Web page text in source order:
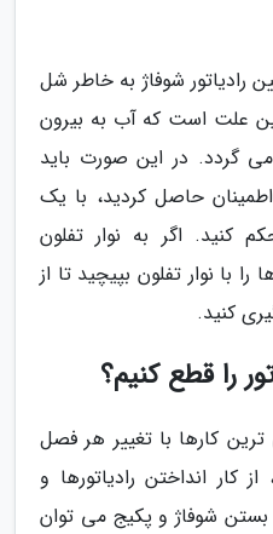
رادیاتور شوفاژ به خاطر شل
علت است که آب به بیرون
گردد. در این صورت باید
حاصل کردید، با یک
کنید. اگر به نوار تفلون
را با نوار تفلون بپیچید تا از
کنید.
را قطع کنیم؟
کارها با تغییر هر فصل
کار انداختن رادیاتورها و
شوفاژ و پکیج می توان